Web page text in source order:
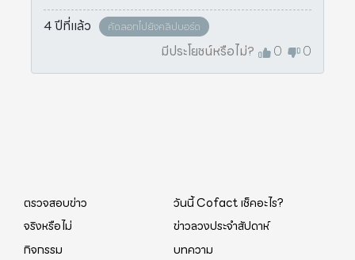
4 ปีที่แล้ว คัดลอกไปยังคลิปบอร์ด
มีประโยชน์หรือไม่? 0 0
ตรวจสอบข่าว
วันนี้ Cofact เช็คอะไร?
จริงหรือไม่
ข่าวลวงประจำสัปดาห์
กิจกรรม
บทความ